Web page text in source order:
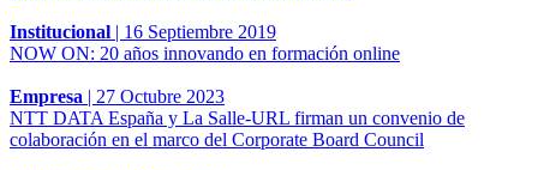
Institucional | 16 Septiembre 2019
NOW ON: 20 años innovando en formación online
Empresa | 27 Octubre 2023
NTT DATA España y La Salle-URL firman un convenio de
colaboración en el marco del Corporate Board Council